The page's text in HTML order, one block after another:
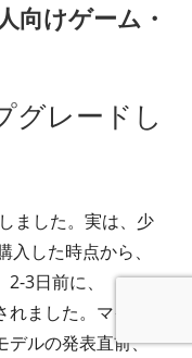
向けゲーム・
グレードし
ました。実は、少
した時点から、
3日前に、
ました。マイニン
デルの発表直前、